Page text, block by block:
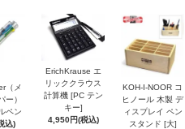
（メ
ー）
ペン
込)
ErichKrause エ
リッククラウス
計算機 [PC テン
キー]
4,950円(税込)
KOH-I-NOOR コ
ヒノール 木製 デ
ィスプレイ ペン
スタンド [大]